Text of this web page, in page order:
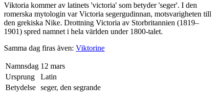
Viktoria kommer av latinets 'victoria' som betyder 'seger'. I den
romerska mytologin var Victoria segergudinnan, motsvarigheten till
den grekiska Nike. Drottning Victoria av Storbritannien (1819–
1901) spred namnet i hela världen under 1800-talet.
Samma dag firas även: Viktorine
Namnsdag 12 mars
Ursprung
Latin
Betydelse seger, den segrande